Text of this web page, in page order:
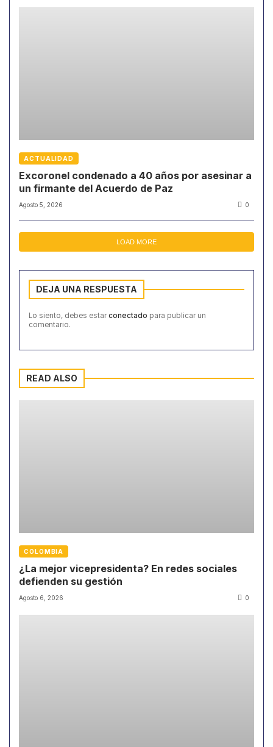
ACTUALIDAD
Excoronel condenado a 40 años por asesinar a
un firmante del Acuerdo de Paz
Agosto 5, 2026 0
LOAD MORE
DEJA UNA RESPUESTA
Lo siento, debes estar conectado para publicar un
comentario.
READ ALSO
COLOMBIA
¿La mejor vicepresidenta? En redes sociales
defienden su gestión
Agosto 6, 2026 0